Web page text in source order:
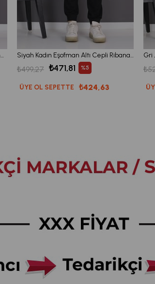
Pudra Kadın Eşofman Altı Cepli Ribanalı Bağcıklı Jogger Pantolon Siyah Kadın Eşofman Altı Cepli Ribanalı Bağcıklı Jogger Pantolon
ÜYE OL SEPETTE ₺424,63
₺471,81
₺499,27 %5